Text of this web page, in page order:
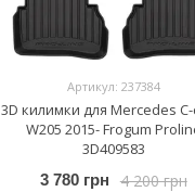
Артикул: 237384
3D килимки для Mercedes
W205 2015- Frogum
3D409583
4 200 грн
3 780 грн